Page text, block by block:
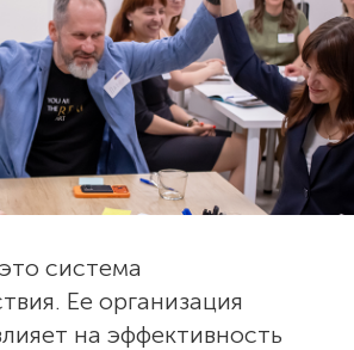
система
Ее организация
на эффективность